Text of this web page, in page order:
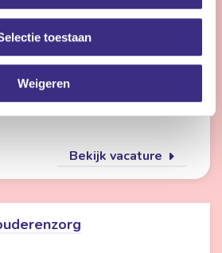
toestaan
Weigeren
Onbepaalde tijd
doelgroepen werken en elke dag
is de flexpool echt iets voor jou.
locaties in de
of ouderenzorg.
Bekijk vacature